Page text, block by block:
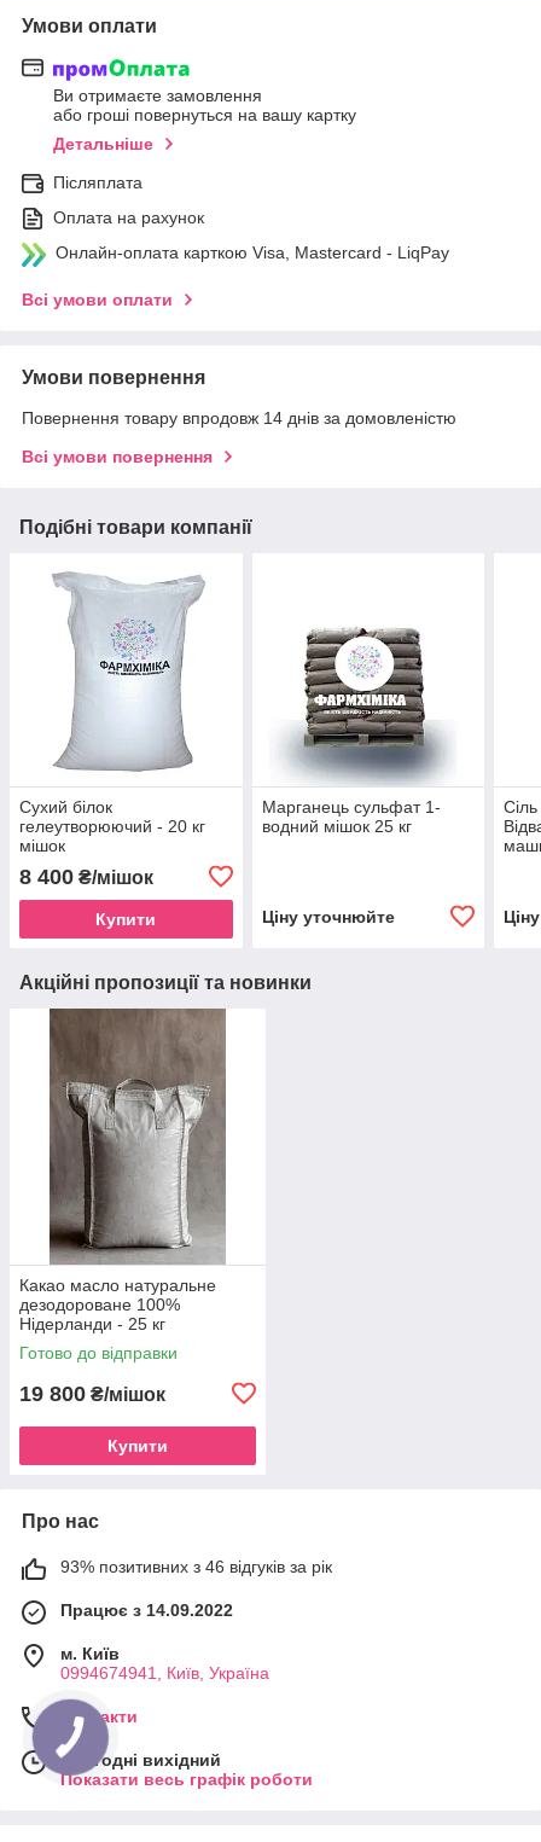
Умови оплати
Ви отримаєте замовлення
або гроші повернуться на вашу картку
Детальніше
Післяплата
Оплата на рахунок
Онлайн-оплата карткою Visa, Mastercard - LiqPay
Всі умови оплати
Умови повернення
Повернення товару впродовж 14 днів за домовленістю
Всі умови повернення
Подібні товари компанії
Сухий білок
гелеутворюючий - 20 кг
мішок
8 400 ₴/мішок
Купити
Марганець сульфат 1-
водний мішок 25 кг
Ціну уточнюйте
Акційні пропозиції та новинки
Какао масло натуральне
дезодороване 100%
Нідерланди - 25 кг
Готово до відправки
19 800 ₴/мішок
Купити
Про нас
93% позитивних з 46 відгуків за рік
Працює з 14.09.2022
м. Київ
0994674941, Київ, Україна
Контакти
Сьогодні вихідний
Показати весь графік роботи